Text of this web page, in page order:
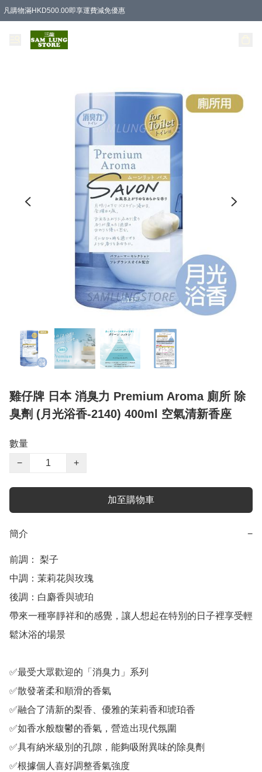
凡購物滿HKD500.00即享運費減免優惠
雞仔牌 日本 消臭力 Premium Aroma 廁所 除
臭劑 (月光浴香-2140) 400ml 空氣清新香座
數量
−
+
加至購物車
簡介 −
前調： 梨子
中調：茉莉花與玫瑰
後調：白麝香與琥珀
帶來一種寧靜祥和的感覺，讓人想起在特別的日子裡享受輕
鬆沐浴的場景
✅最受大眾歡迎的「消臭力」系列
✅散發著柔和順滑的香氣
✅融合了清新的梨香、優雅的茉莉香和琥珀香
✅如香水般馥鬱的香氣，營造出現代氛圍
✅具有納米級別的孔隙，能夠吸附異味的除臭劑
✅根據個人喜好調整香氣強度